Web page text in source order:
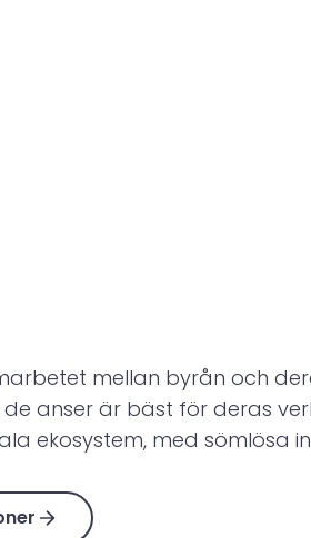
mellan byrån och
de anser är bäst för deras
ekosystem, med sömlösa